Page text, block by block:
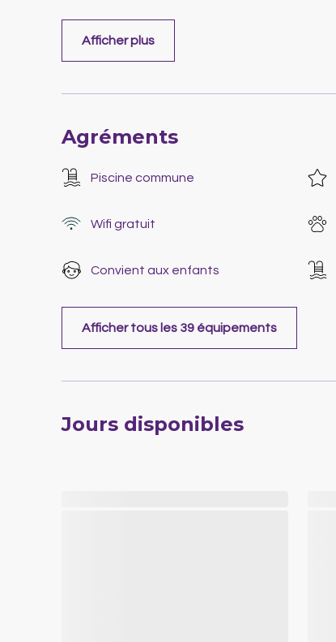
Afficher plus
Agréments
Piscine commune
Wifi gratuit
Convient aux enfants
Afficher tous les 39 équipements
Jours disponibles